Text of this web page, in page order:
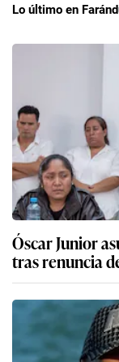
Lo último en
Óscar Junior
tras renuncia